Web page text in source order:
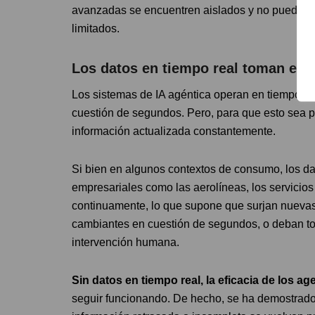
avanzadas se encuentren aislados y no
limitados.
Los datos en tiempo real toman el
Los sistemas de IA agéntica operan en tiempo
cuestión de segundos. Pero, para que esto sea
información actualizada constantemente.
Si bien en algunos contextos de consumo, los
empresariales como las aerolíneas, los
continuamente, lo que supone que surjan
cambiantes en cuestión de segundos, o deban
intervención humana.
Sin datos en tiempo real, la eficacia de los
seguir funcionando. De hecho, se ha